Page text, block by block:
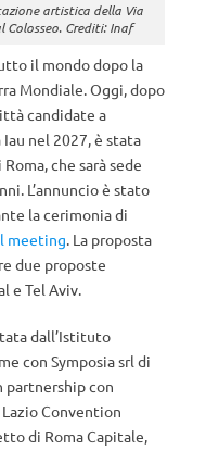
artistica della Via
Colosseo. Crediti: Inaf
il mondo dopo la
Mondiale. Oggi, dopo
candidate a
nel 2027, è stata
che sarà sede
L’annuncio è stato
la cerimonia di
meeting. La proposta
due proposte
e Tel Aviv.
dall’Istituto
con Symposia srl di
partnership con
Convention
di Roma Capitale,